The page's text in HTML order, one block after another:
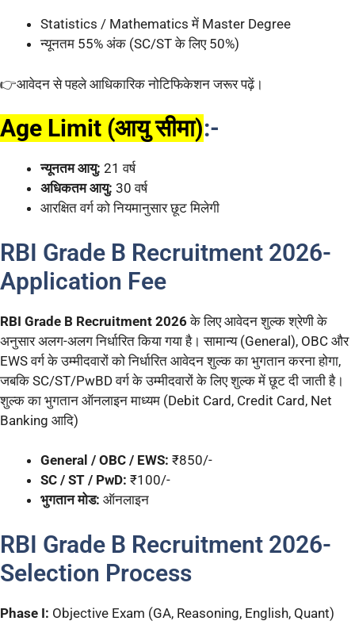
Statistics / Mathematics में Master Degree
न्यूनतम 55% अंक (SC/ST के लिए 50%)
👉आवेदन से पहले आधिकारिक नोटिफिकेशन जरूर पढ़ें।
Age Limit (आयु सीमा):-
न्यूनतम आयु: 21 वर्ष
अधिकतम आयु: 30 वर्ष
आरक्षित वर्ग को नियमानुसार छूट मिलेगी
RBI Grade B Recruitment 2026-
Application Fee
RBI Grade B Recruitment 2026के लिए आवेदन शुल्क श्रेणी के
अनुसार अलग-अलग निर्धारित किया गया है। सामान्य (General), OBC और
EWS वर्ग के उम्मीदवारों को निर्धारित आवेदन शुल्क का भुगतान करना होगा,
जबकि SC/ST/PwBD वर्ग के उम्मीदवारों के लिए शुल्क में छूट दी जाती है।
शुल्क का भुगतान ऑनलाइन माध्यम (Debit Card, Credit Card, Net
Banking आदि)
General / OBC / EWS: ₹850/-
SC / ST / PwD: ₹100/-
भुगतान मोड: ऑनलाइन
RBI Grade B Recruitment 2026-
Selection Process
Phase I: Objective Exam (GA, Reasoning, English, Quant)